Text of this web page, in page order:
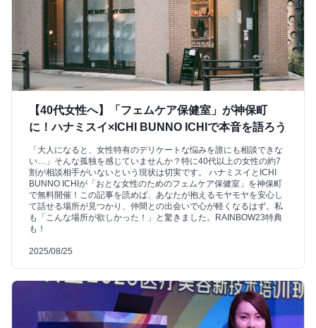
【40代女性へ】「フェムケア保健室」が神保町
に！ハナミスイ×ICHI BUNNO ICHIで本音を語ろう
「大人になると、女性特有のデリケートな悩みを誰にも相談できな
い…」そんな孤独を感じていませんか？特に40代以上の女性の約7
割が相談相手がいないという現状は切実です。 ハナミスイとICHI
BUNNO ICHIが「おとな女性のためのフェムケア保健室」を神保町
で無料開催！この記事を読めば、あなたが抱えるモヤモヤを安心し
て話せる場所が見つかり、仲間との出会いで心が軽くなるはず。私
も「こんな場所が欲しかった！」と驚きました。RAINBOW23特典
も！
2025/08/25